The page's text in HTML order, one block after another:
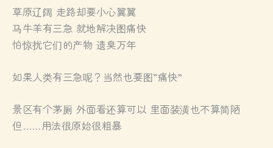
草原辽阔 走路却要小心翼翼
马牛羊有三急 就地解决图痛快
怕惊扰它们的产物 遗臭万年
如果人类有三急呢？当然也要图“痛快”
景区有个茅厕 外面看还算可以 里面装潢也不算简陋
但……用法很原始很粗暴